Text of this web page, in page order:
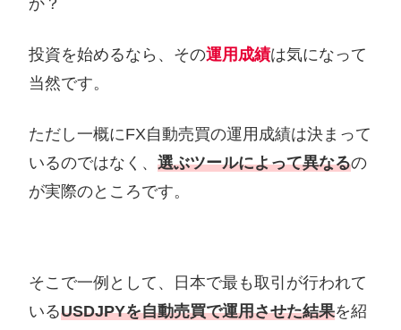
投資を始めるなら、その運用成績は気になって
当然です。
ただし一概にFX自動売買の運用成績は決まって
いるのではなく、 選ぶツールによって異なるの
が実際のところです。
そこで一例として、日本で最も取引が行われて
いるUSDJPYを自動売買で運用させた結果を紹